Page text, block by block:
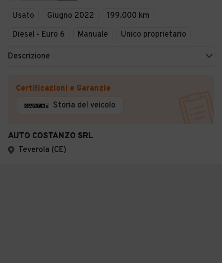
Usato Giugno 2022
199.000 km
Diesel - Euro 6
Manuale Unico proprietario
Descrizione
Certificazioni e Garanzie
Storia del veicolo
AUTO COSTANZO SRL
Teverola (CE)